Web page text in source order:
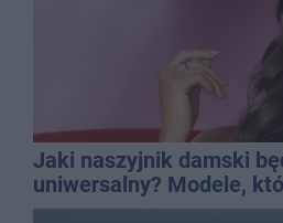
Jaki naszyjnik damski
uniwersalny? Modele,
wielu stylizacji